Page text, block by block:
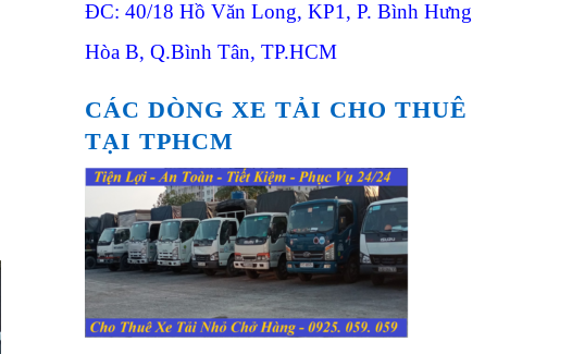
ĐC: 40/18 Hồ Văn Long, KP1, P. Bình Hưng
Hòa B, Q.Bình Tân, TP.HCM
CÁC DÒNG XE TẢI CHO THUÊ
TẠI TPHCM